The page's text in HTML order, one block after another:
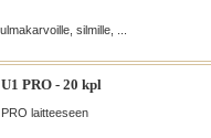
silmille, ...
PRO - 20 kpl
laitteeseen